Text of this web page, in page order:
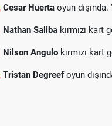
Cesar Huerta oyun
Nathan Saliba kırmızı kart
Nilson Angulo kırmızı kart
Tristan Degreefoyun